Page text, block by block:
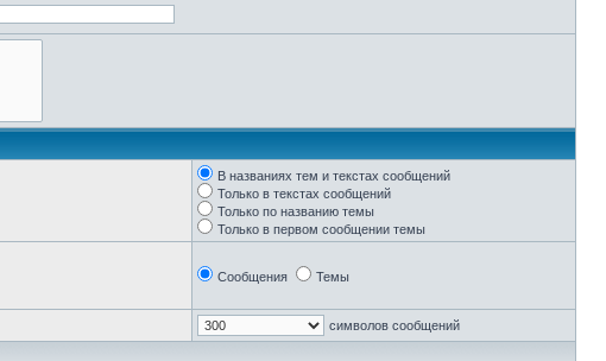
В названиях тем и текстах сообщений
Только в текстах сообщений
Только по названию темы
Только в первом сообщении темы
Сообщения Темы
символов сообщений